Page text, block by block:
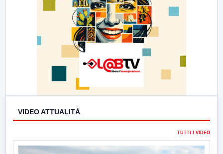
VIDEO ATTUALITÀ
TUTTI I VIDEO